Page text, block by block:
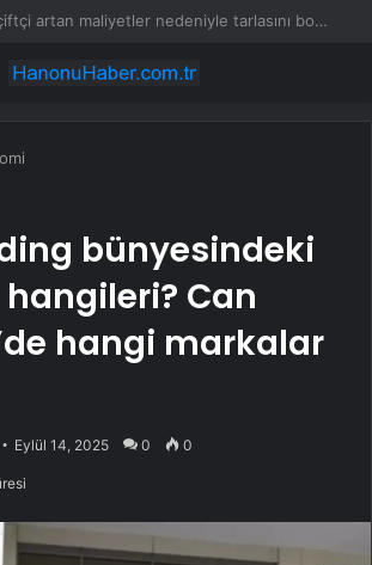
Kılıçdaroğlu’na ziyaret
bünyesindeki
Can
hangi markalar
Eylül 14, 2025 0 0